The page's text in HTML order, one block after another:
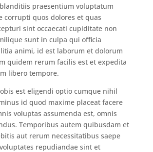
praesentium voluptatum
corrupti quos dolores et quas
sint occaecati cupiditate non
sunt in culpa qui officia
animi, id est laborum et dolorum
quidem rerum facilis est et expedita
libero tempore.
est eligendi optio cumque nihil
id quod maxime placeat facere
voluptas assumenda est, omnis
Temporibus autem quibusdam et
aut rerum necessitatibus saepe
repudiandae sint et